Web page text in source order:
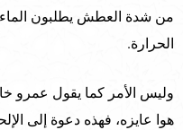
من شدة العطش يطلبون
الحرارة.
وليس الأمر كما يقول عمرو
هوا عايزه، فهذه دعوة إلى